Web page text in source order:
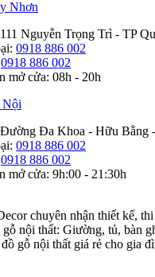
Nhơn
Nguyễn Trọng Trì - TP
: 0918 886 002
0918 886 002
mở cửa: 08h - 20h
Nội
Đa Khoa - Hữu Bằng
: 0918 886 002
0918 886 002
mở cửa: 9h:00 - 21:30h
chuyên nhận thiết kế,
nội thất: Giường, tủ, bàn
gỗ nội thất giá rẻ cho gia